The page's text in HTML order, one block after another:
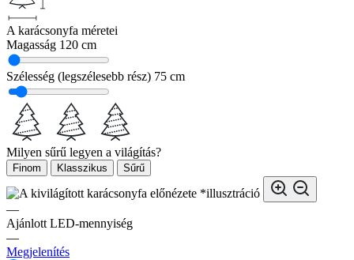
A karácsonyfa méretei
Magasság 120 cm
Szélesség (legszélesebb rész) 75 cm
Milyen sűrű legyen a világítás?
Finom Klasszikus Sűrű
*illusztráció
—
Ajánlott LED-mennyiség
—
Megjelenítés